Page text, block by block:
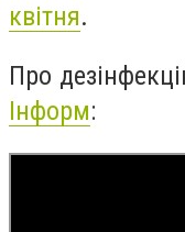
квітня.
Про
Інформ: